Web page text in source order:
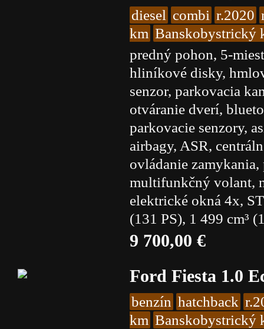
diesel combi r.2020
km Banskobystrický
predný pohon, 5-
hliníkové disky,
senzor, parkovacia
otváranie dverí,
parkovacie senzory,
airbagy, ASR,
ovládanie
multifunkčný volant,
elektrické okná 4x,
(131 PS), 1 499 cm³
9 700,00 €
Ford Fiesta 1.0
benzín hatchback
km Banskobystrický